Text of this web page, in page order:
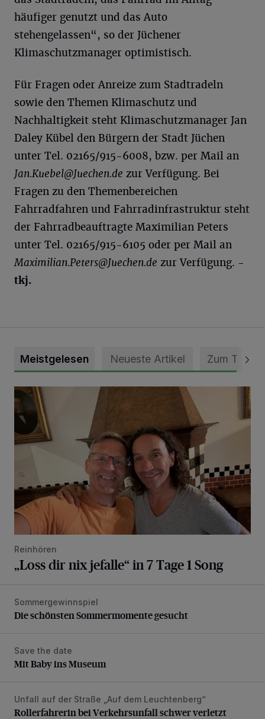
häufiger genutzt und das Auto
stehengelassen“, so der Jüchener
Klimaschutzmanager optimistisch.
Für Fragen oder Anreize zum Stadtradeln
sowie den Themen Klimaschutz und
Nachhaltigkeit steht Klimaschutzmanager Jan
Daley Kübel den Bürgern der Stadt Jüchen
unter Tel. 02165/915-6008, bzw. per Mail an
Jan.Kuebel@Juechen.de zur Verfügung. Bei
Fragen zu den Themenbereichen
Fahrradfahren und Fahrradinfrastruktur steht
der Fahrradbeauftragte Maximilian Peters
unter Tel. 02165/915-6105 oder per Mail an
Maximilian.Peters@Juechen.de zur Verfügung. -
tkj.
Meistgelesen Neueste Artikel Zum Thema
„Loss dir nix jefalle“ in 7 Tage 1 Song
Reinhören
„Loss dir nix jefalle“ in 7 Tage 1 Song
Die schönsten Sommermomente gesucht
Sommergewinnspiel
Die schönsten Sommermomente gesucht
Mit Baby ins Museum
Save the date
Mit Baby ins Museum
Rollerfahrerin bei Verkehrsunfall schwer verletzt
Unfall auf der Straße „Auf dem Leuchtenberg“
Rollerfahrerin bei Verkehrsunfall schwer verletzt